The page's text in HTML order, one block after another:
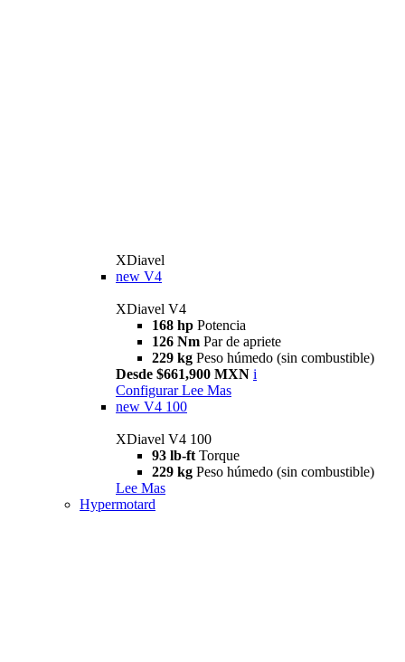
XDiavel
new V4
XDiavel V4
168 hp Potencia
126 Nm Par de apriete
229 kg Peso húmedo (sin combustible)
Desde $661,900 MXN i
Configurar Lee Mas
new V4 100
XDiavel V4 100
93 lb-ft Torque
229 kg Peso húmedo (sin combustible)
Lee Mas
Hypermotard